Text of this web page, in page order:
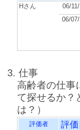
Hさん
06/
06/
3. 仕事
高齢者の仕事
て探せるか？
は？）
評価者 評